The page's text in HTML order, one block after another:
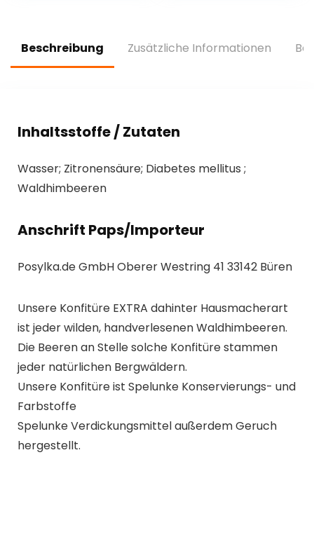
Beschreibung Zusätzliche Informationen
Inhaltsstoffe / Zutaten
Wasser; Zitronensäure; Diabetes mellitus ;
Waldhimbeeren
Anschrift Paps/Importeur
Posylka.de GmbH Oberer Westring 41 33142 Büren
Unsere Konfitüre EXTRA dahinter Hausmacherart
ist jeder wilden, handverlesenen Waldhimbeeren.
Die Beeren an Stelle solche Konfitüre stammen
jeder natürlichen Bergwäldern.
Unsere Konfitüre ist Spelunke Konservierungs- und
Farbstoffe
Spelunke Verdickungsmittel außerdem Geruch
hergestellt.